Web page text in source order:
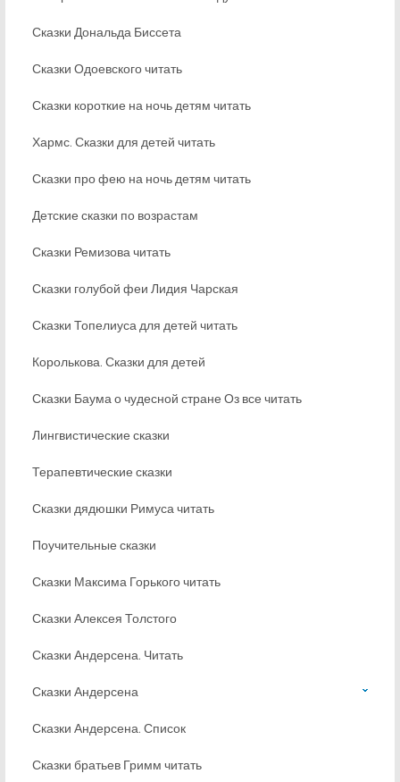
Сказки Дональда Биссета
Сказки Одоевского читать
Сказки короткие на ночь детям читать
Хармс. Сказки для детей читать
Сказки про фею на ночь детям читать
Детские сказки по возрастам
Сказки Ремизова читать
Сказки голубой феи Лидия Чарская
Сказки Топелиуса для детей читать
Королькова. Сказки для детей
Сказки Баума о чудесной стране Оз все читать
Лингвистические сказки
Терапевтические сказки
Сказки дядюшки Римуса читать
Поучительные сказки
Сказки Максима Горького читать
Сказки Алексея Толстого
Сказки Андерсена. Читать
Сказки Андерсена
Сказки Андерсена. Список
Сказки братьев Гримм читать